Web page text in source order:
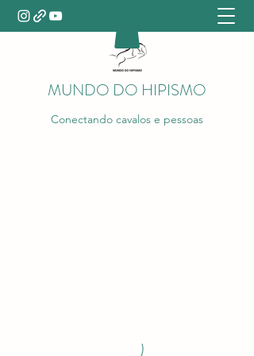
MUNDO DO HIPISMO
Conectando cavalos e pessoas